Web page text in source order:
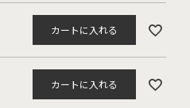
カートに入れる
カートに入れる